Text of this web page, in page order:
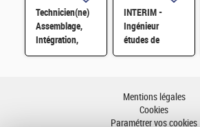
Technicien(ne)
Assemblage,
Intégration,
Vérification en
INTERIM -
Ingénieur
études de
sécurité H/F
Mentions légales
Cookies
Paramétrer vos cookies